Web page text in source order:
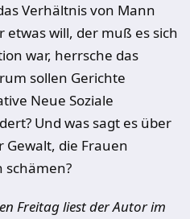
Verhältnis von Mann
will, der muß es sich
war, herrsche das
sollen Gerichte
Neue Soziale
Und was sagt es über
Gewalt, die Frauen
schämen?
Freitag liest der Autor im